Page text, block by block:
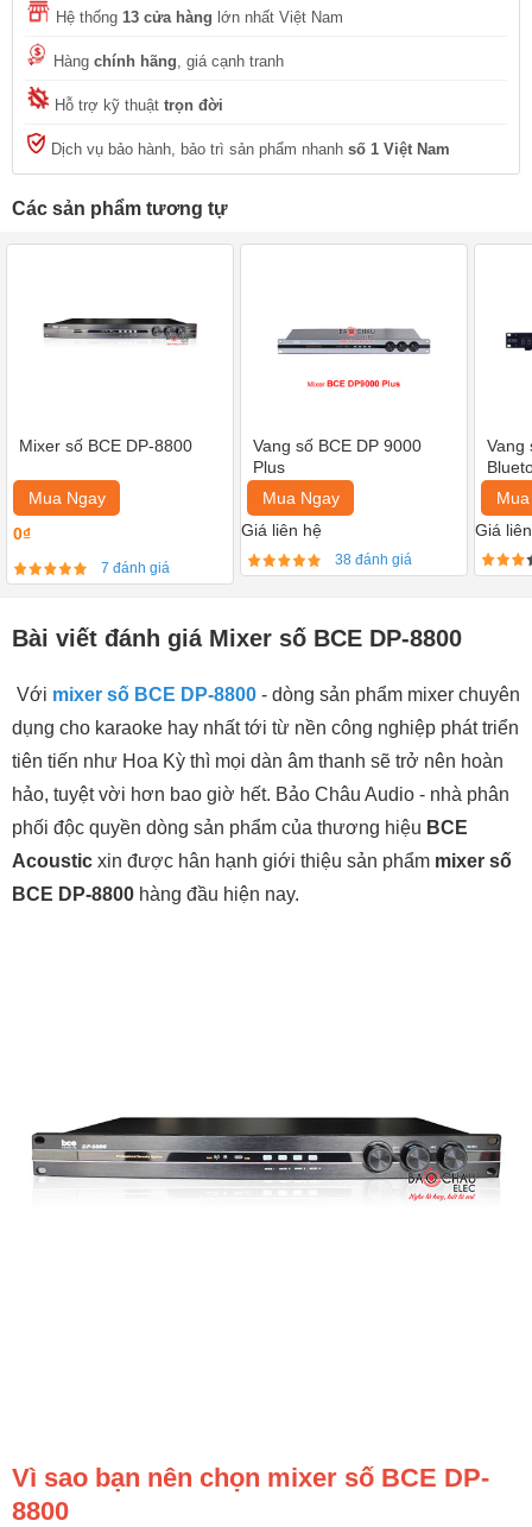
Hệ thống 13 cửa hàng lớn nhất Việt Nam
Hàng chính hãng , giá cạnh tranh
Hỗ trợ kỹ thuật trọn đời
Dịch vụ bảo hành, bảo trì sản phẩm nhanh số 1 Việt Nam
Các sản phẩm tương tự
Mixer số BCE DP-8800
Mua Ngay
0₫
7 đánh giá
Vang số BCE DP 9000
Plus
Mua Ngay
Giá liên hệ
38 đánh giá
Vang
Giá
Bài viết đánh giá Mixer số BCE DP-8800
Với mixer số BCE DP-8800 - dòng sản phẩm mixer chuyên
dụng cho karaoke hay nhất tới từ nền công nghiệp phát triển
tiên tiến như Hoa Kỳ thì mọi dàn âm thanh sẽ trở nên hoàn
hảo, tuyệt vời hơn bao giờ hết. Bảo Châu Audio - nhà phân
phối độc quyền dòng sản phẩm của thương hiệu BCE
Acoustic xin được hân hạnh giới thiệu sản phẩm mixer số
BCE DP-8800 hàng đầu hiện nay.
Vì sao bạn nên chọn mixer số BCE DP-
8800